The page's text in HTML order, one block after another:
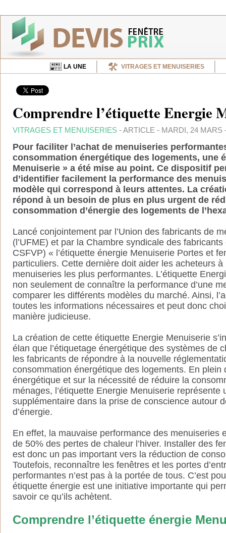
LA UNE VITRAGES ET MENUISERIES
Comprendre l’étiquette Energie
VITRAGES ET MENUISERIES - ARTICLE - MARDI, 24 MARS
Pour faciliter l’achat de menuiseries
consommation énergétique des logements, une
Menuiserie » a été mise au point. Ce dispositif
d’identifier facilement la performance des
modèle qui correspond à leurs attentes. La
répond à un besoin de plus en plus urgent de
consommation d’énergie des logements de
Lancé conjointement par l’Union des fabricants de
(l’UFME) et par la Chambre syndicale des
CSFVP) « l’étiquette énergie Menuiserie Portes et
particuliers. Cette dernière doit aider les acheteurs à
menuiseries les plus performantes. L’étiquette
non seulement de connaître la performance d’une
comparer les différents modèles du marché. Ainsi,
toutes les informations nécessaires et peut donc
manière judicieuse.
La création de cette étiquette Energie Menuiserie
élan que l’étiquetage énergétique des systèmes de
les fabricants de répondre à la nouvelle
consommation énergétique des logements. En plein
énergétique et sur la nécessité de réduire la
ménages, l’étiquette Energie Menuiserie représente
supplémentaire dans la prise de conscience autour
d’énergie.
En effet, la mauvaise performance des menuiseries
de 50% des pertes de chaleur l’hiver. Installer des
est donc un pas important vers la réduction de
Toutefois, reconnaître les fenêtres et les portes
performantes n’est pas à la portée de tous. C’est
étiquette énergie est une initiative importante qui
savoir ce qu’ils achètent.
Comprendre l’étiquette énergie